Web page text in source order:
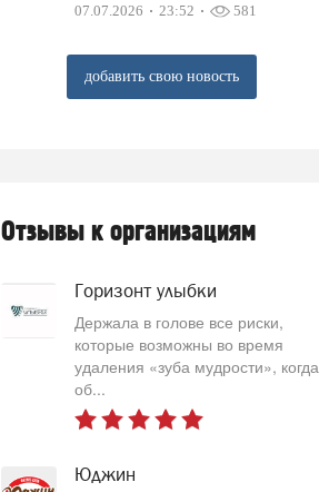
07.07.2026 23:52 581
добавить свою новость
Отзывы к организациям
Горизонт улыбки
Держала в голове все риски,
которые возможны во время
удаления «зуба мудрости», когда
об...
Юджин